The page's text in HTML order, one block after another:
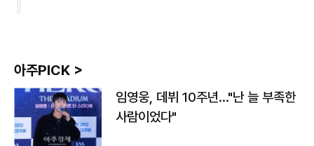
아주PICK >
임영웅, 데뷔 10주년…"난 늘 부족한
사람이었다"